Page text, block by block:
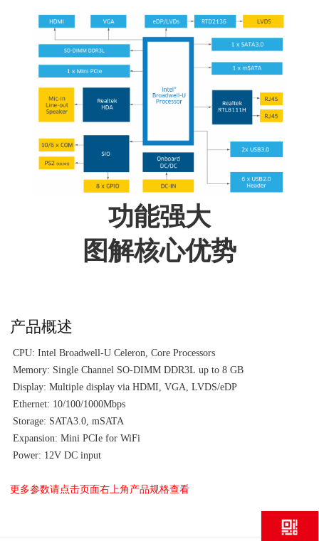
功能强大
图解核心优势
产品概述
CPU: Intel Broadwell-U Celeron, Core Processors
Memory: Single Channel SO-DIMM DDR3L up to 8 GB
Display: Multiple display via HDMI, VGA, LVDS/eDP
Ethernet: 10/100/1000Mbps
Storage: SATA3.0, mSATA
Expansion: Mini PCIe for WiFi
Power: 12V DC input
更多参数请点击页面右上角产品规格查看